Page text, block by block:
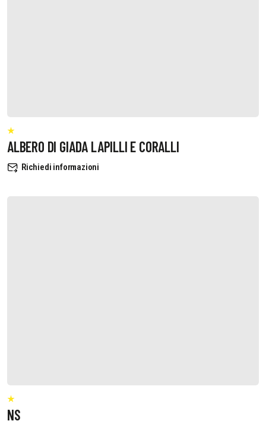
ALBERO DI GIADA LAPILLI E CORALLI
Richiedi informazioni
NS